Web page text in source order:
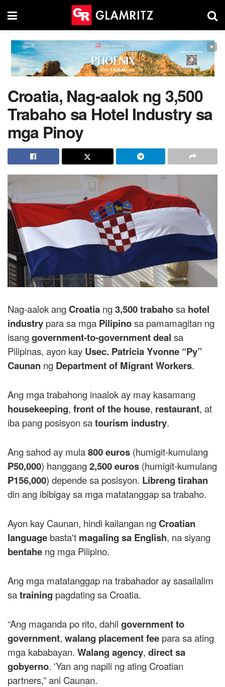
×
Croatia, Nag-aalok ng 3,500
Trabaho sa Hotel Industry sa
mga Pinoy
Nag-aalok angCroatia ng3,500 trabahosa hotel
industry para sa mga Pilipinosa pamamagitan ng
isanggovernment-to-government deal sa
Pilipinas, ayon kay Usec. Patricia Yvonne “Py”
Caunan ng Department of Migrant Workers.
Ang mga trabahong inaalok ay may kasamang
housekeeping, front of the house, restaurant, at
iba pang posisyon satourism industry.
Ang sahod ay mula800 euros (humigit-kumulang
₱50,000) hanggang2,500 euros (humigit-kumulang
₱156,000) depende sa posisyon. Libreng tirahan
din ang ibibigay sa mga matatanggap sa trabaho.
Ayon kay Caunan, hindi kailangan ngCroatian
language basta't magaling sa English, na siyang
bentahe ng mga Pilipino.
Ang mga matatanggap na trabahador ay sasailalim
satraining pagdating sa Croatia.
“Ang maganda po rito, dahil government to
government, walang placement fee para sa ating
mga kababayan. Walang agency, direct sa
gobyerno. 'Yan ang napili ng ating Croatian
partners,” ani Caunan.